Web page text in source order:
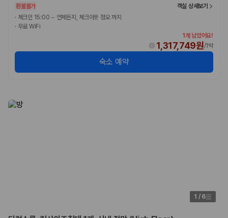
환불불가
객실 상세보기
· 체크인 15:00 ~ 언제든지, 체크아웃 정오 까지
· 무료 WiFi
1개 남았어요!
1,317,749원/1박
숙소 예약
1 / 6